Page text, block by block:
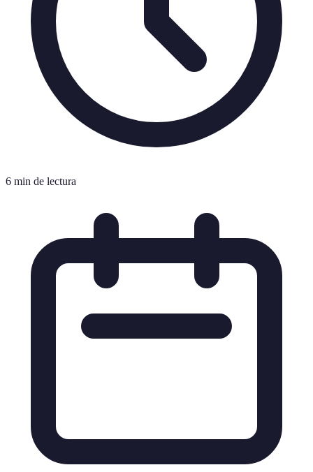
6 min de lectura